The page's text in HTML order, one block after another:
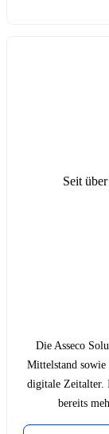
Seit
Die Asseco
Mittelstand
digitale Zeitalter.
bereits